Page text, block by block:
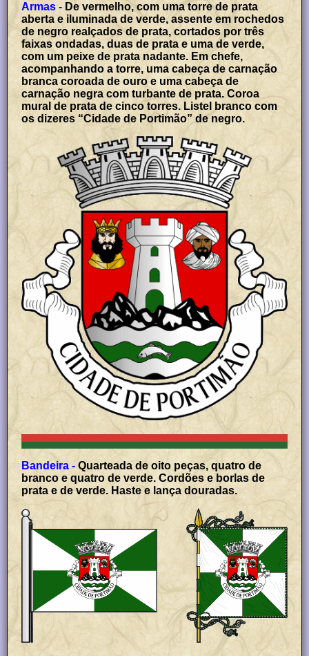
Armas - De vermelho, com uma torre de prata
aberta e iluminada de verde, assente em rochedos
de negro realçados de prata, cortados por três
faixas ondadas, duas de prata e uma de verde,
com um peixe de prata nadante. Em chefe,
acompanhando a torre, uma cabeça de carnação
branca coroada de ouro e uma cabeça de
carnação negra com turbante de prata. Coroa
mural de prata de cinco torres. Listel branco com
os dizeres “Cidade de Portimão” de negro.
Bandeira - Quarteada de oito peças, quatro de
branco e quatro de verde. Cordões e borlas de
prata e de verde. Haste e lança douradas.